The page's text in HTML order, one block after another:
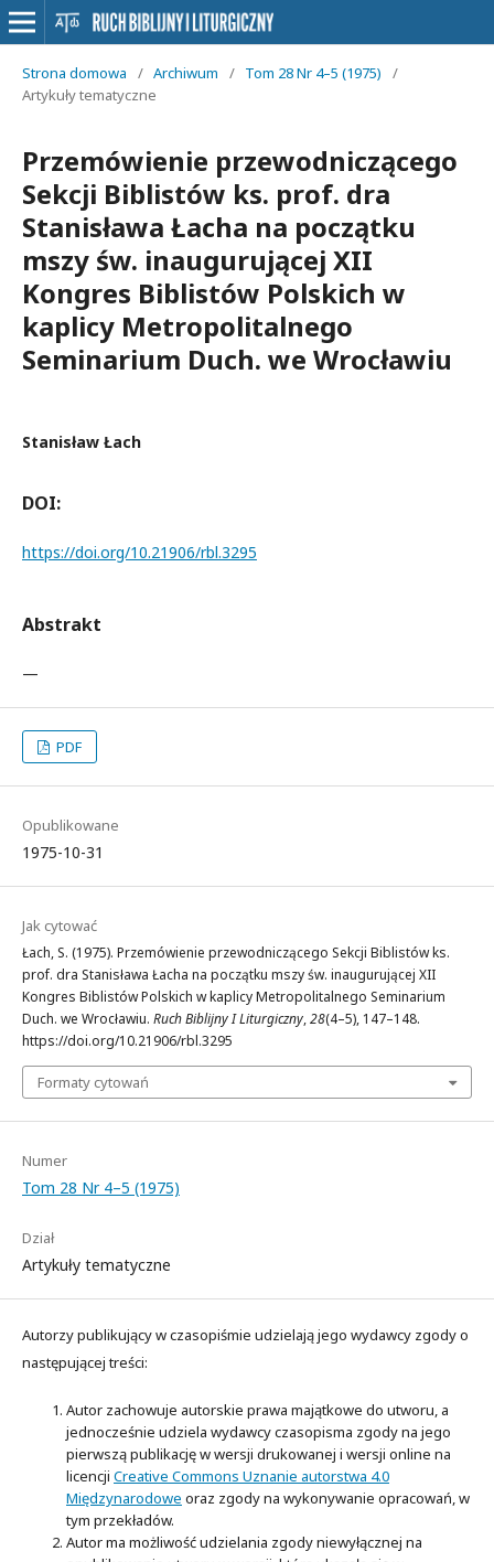
Strona domowa / Archiwum / Tom 28 Nr 4–5 (1975)
/
Artykuły tematyczne
Przemówienie przewodniczącego
Sekcji Biblistów ks. prof. dra
Stanisława Łacha na początku
mszy św. inaugurującej XII
Kongres Biblistów Polskich w
kaplicy Metropolitalnego
Seminarium Duch. we Wrocławiu
Stanisław Łach
DOI:
https://doi.org/10.21906/rbl.3295
Abstrakt
—
PDF
Opublikowane
1975-10-31
Jak cytować
Łach, S. (1975). Przemówienie przewodniczącego Sekcji Biblistów ks.
prof. dra Stanisława Łacha na początku mszy św. inaugurującej XII
Kongres Biblistów Polskich w kaplicy Metropolitalnego Seminarium
Duch. we Wrocławiu. Ruch Biblijny I Liturgiczny,28(4–5), 147–148.
https://doi.org/10.21906/rbl.3295
Formaty cytowań
Numer
Tom 28 Nr 4–5 (1975)
Dział
Artykuły tematyczne
Autorzy publikujący w czasopiśmie udzielają jego wydawcy zgody o
następującej treści:
Autor zachowuje autorskie prawa majątkowe do utworu, a
jednocześnie udziela wydawcy czasopisma zgody na jego
pierwszą publikację w wersji drukowanej i wersji online na
licencji Creative Commons Uznanie autorstwa 4.0
Międzynarodowe oraz zgody na wykonywanie opracowań, w
tym przekładów.
Autor ma możliwość udzielania zgody niewyłącznej na